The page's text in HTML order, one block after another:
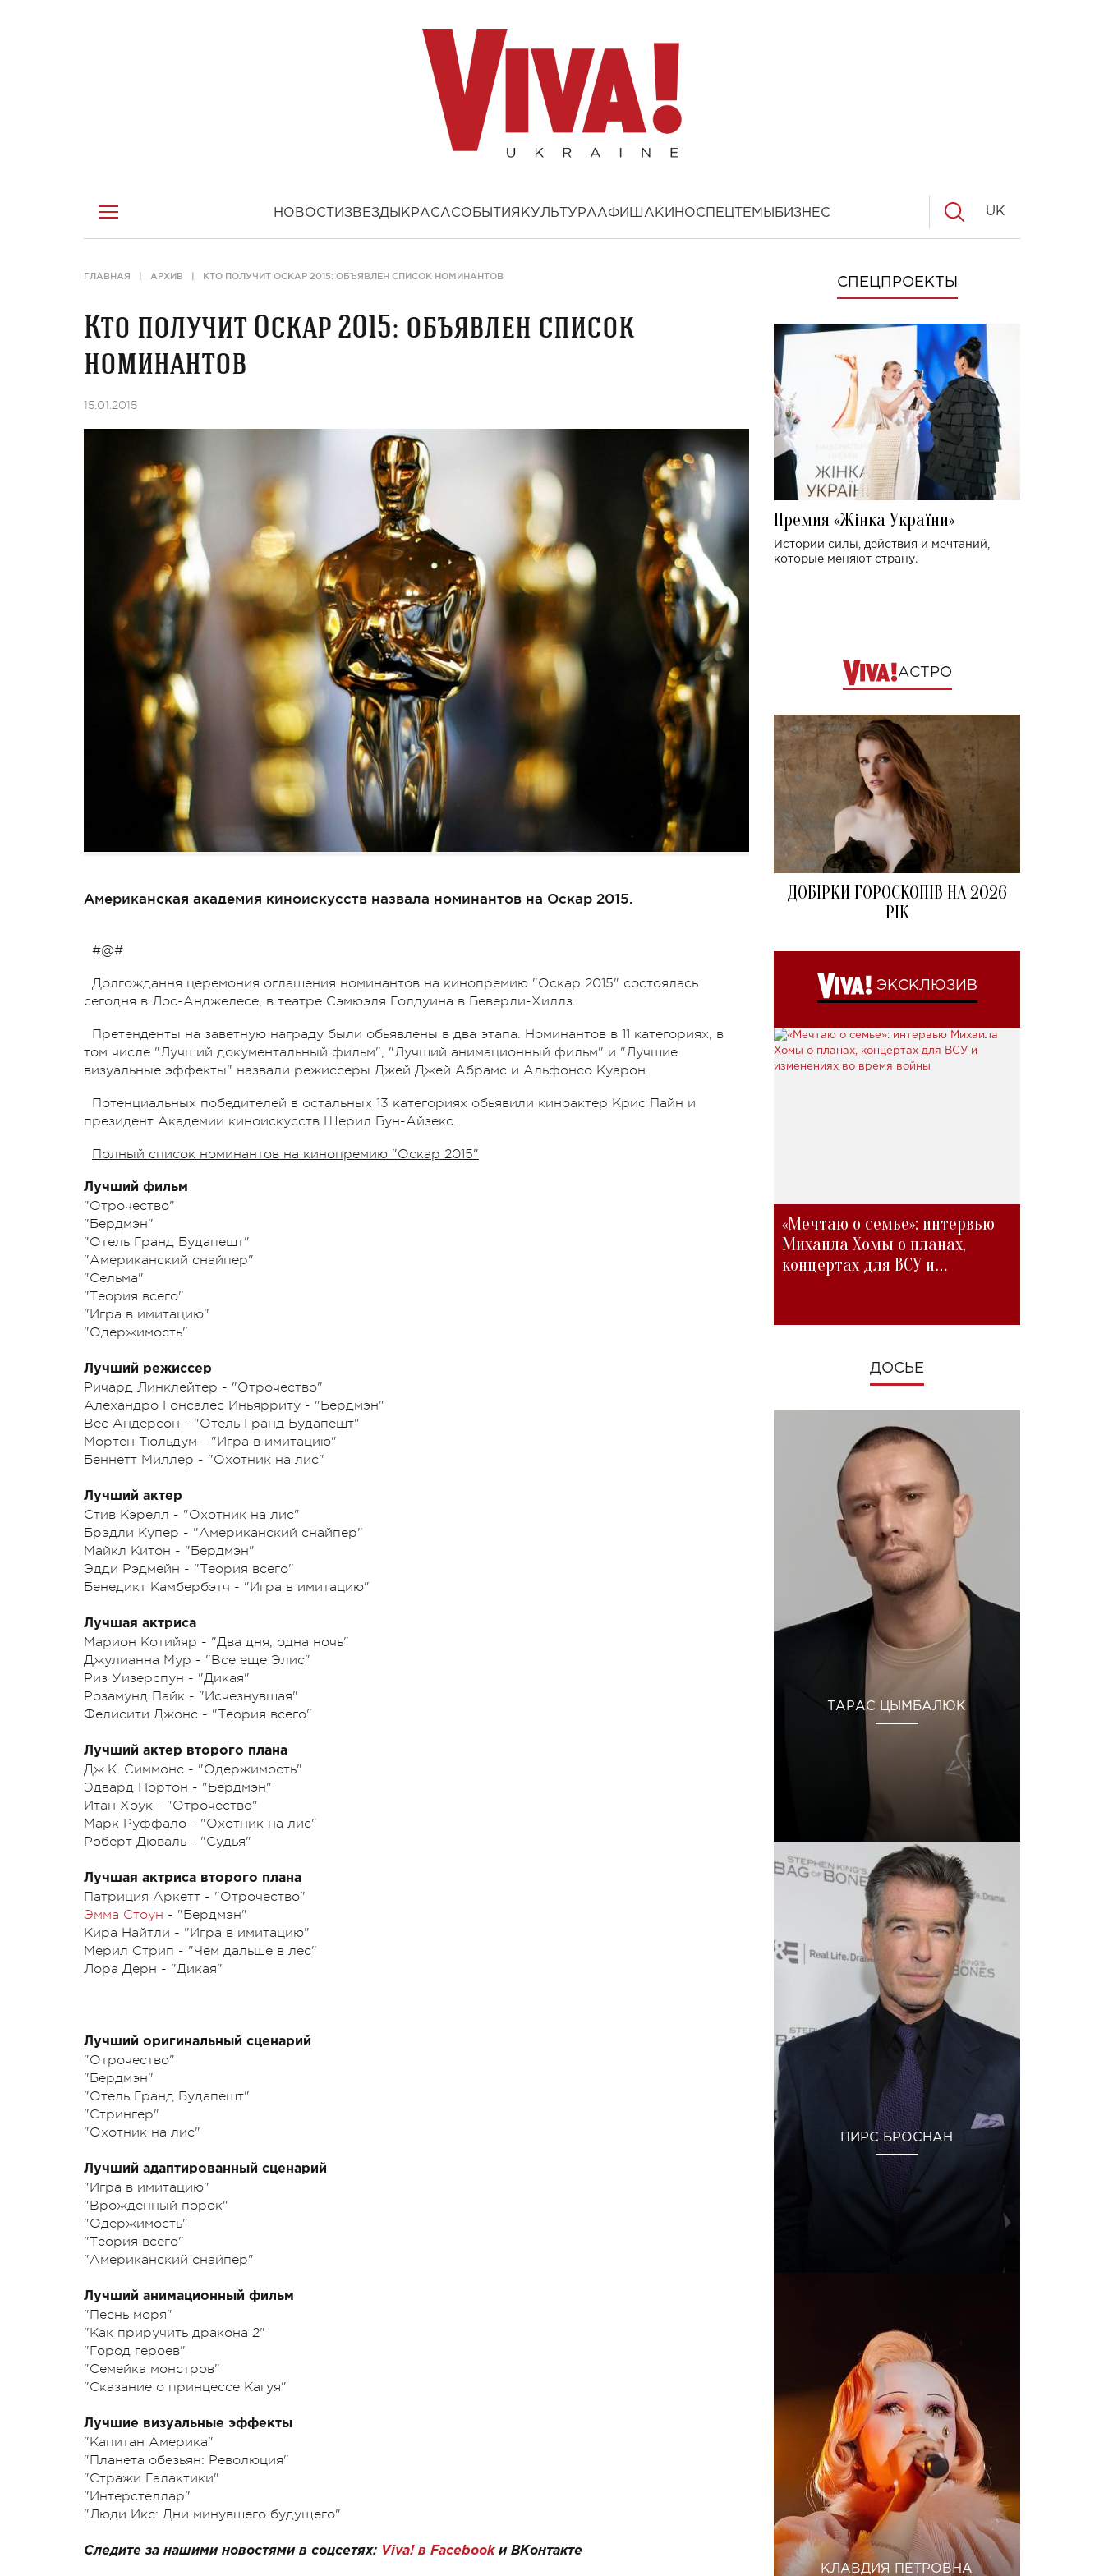
НОВОСТИ ЗВЕЗДЫ КРАСАСОБЫТИЯ КУЛЬТУРААФИША КИНОСПЕЦТЕМЫ БИЗНЕС UK
ГЛАВНАЯ АРХИВ КТО ПОЛУЧИТ ОСКАР 2015: ОБЪЯВЛЕН СПИСОК НОМИНАНТОВ
Кто получит Оскар 2015: объявлен список
номинантов
15.01.2015
Американская академия киноискусств назвала номинантов на Оскар 2015.
#@#
Долгождання церемония оглашения номинантов на кинопремию "Оскар 2015" состоялась
сегодня в Лос-Анджелесе, в театре Сэмюэля Голдуина в Беверли-Хиллз.
Претенденты на заветную награду были обьявлены в два этапа. Номинантов в 11 категориях, в
том числе "Лучший документальный фильм", "Лучший анимационный фильм" и "Лучшие
визуальные эффекты" назвали режиссеры Джей Джей Абрамс и Альфонсо Куарон.
Потенциальных победителей в остальных 13 категориях обьявили киноактер Крис Пайн и
президент Академии киноискусств Шерил Бун-Айзекс.
Полный список номинантов на кинопремию "Оскар 2015"
Лучший фильм
"Отрочество"
"Бердмэн"
"Отель Гранд Будапешт"
"Американский снайпер"
"Сельма"
"Теория всего"
"Игра в имитацию"
"Одержимость"
Лучший режиссер
Ричард Линклейтер - "Отрочество"
Алехандро Гонсалес Иньярриту - "Бердмэн"
Вес Андерсон - "Отель Гранд Будапешт"
Мортен Тюльдум - "Игра в имитацию"
Беннетт Миллер - "Охотник на лис"
Лучший актер
Стив Кэрелл - "Охотник на лис"
Брэдли Купер - "Американский снайпер"
Майкл Китон - "Бердмэн"
Эдди Рэдмейн - "Теория всего"
Бенедикт Камбербэтч - "Игра в имитацию"
Лучшая актриса
Марион Котийяр - "Два дня, одна ночь"
Джулианна Мур - "Все еще Элис"
Риз Уизерспун - "Дикая"
Розамунд Пайк - "Исчезнувшая"
Фелисити Джонс - "Теория всего"
Лучший актер второго плана
Дж.К. Симмонс - "Одержимость"
Эдвард Нортон - "Бердмэн"
Итан Хоук - "Отрочество"
Марк Руффало - "Охотник на лис"
Роберт Дюваль - "Судья"
Лучшая актриса второго плана
Патриция Аркетт - "Отрочество"
Эмма Стоун - "Бердмэн"
Кира Найтли - "Игра в имитацию"
Мерил Стрип - "Чем дальше в лес"
Лора Дерн - "Дикая"
Лучший оригинальный сценарий
"Отрочество"
"Бердмэн"
"Отель Гранд Будапешт"
"Стрингер"
"Охотник на лис"
Лучший адаптированный сценарий
"Игра в имитацию"
"Врожденный порок"
"Одержимость"
"Теория всего"
"Американский снайпер"
Лучший анимационный фильм
"Песнь моря"
"Как приручить дракона 2"
"Город героев"
"Семейка монстров"
"Сказание о принцессе Кагуя"
Лучшие визуальные эффекты
"Капитан Америка"
"Планета обезьян: Революция"
"Стражи Галактики"
"Интерстеллар"
"Люди Икс: Дни минувшего будущего"
Следите за нашими новостями в соцсетях: Viva! в Facebookи ВКонтакте
СПЕЦПРОЕКТЫ
Премия «Жінка України»
Истории силы, действия и мечтаний,
которые меняют страну.
АСТРО
ДОБІРКИ ГОРОСКОПІВ НА 2026
РІК
ЭКСКЛЮЗИВ
«Мечтаю о семье»: интервью
Михаила Хомы о планах,
концертах для ВСУ и
ДОСЬЕ
ТАРАС ЦЫМБАЛЮК
ПИРС БРОСНАН
КЛАВДИЯ ПЕТРОВНА